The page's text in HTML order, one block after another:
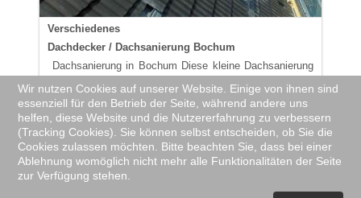
Verschiedenes
Dachdecker / Dachsanierung Bochum
Dachsanierung in Bochum Diese kleine Dachsanierung
Wir nutzen Cookies auf unserer Website. Einige von ihnen sind
essenziell für den Betrieb der Seite, während andere uns
helfen, diese Website und die Nutzererfahrung zu verbessern
(Tracking Cookies). Sie können selbst entscheiden, ob Sie die
Cookies zulassen möchten. Bitte beachten Sie, dass bei einer
Ablehnung womöglich nicht mehr alle Funktionalitäten der Seite
zur Verfügung stehen.